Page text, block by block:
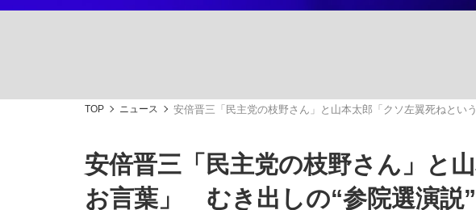
「敗因分析は一切聞かれなかった」侍ジャパン選手が証言した
キングの誕生を、目撃せよ。
TOP ニュース 安倍晋三「民主党の枝野さん」と山本太郎「クソ左翼死ねとい
安倍晋三「民主党の枝野さん」と
お言葉」 むき出しの“参院選演説”